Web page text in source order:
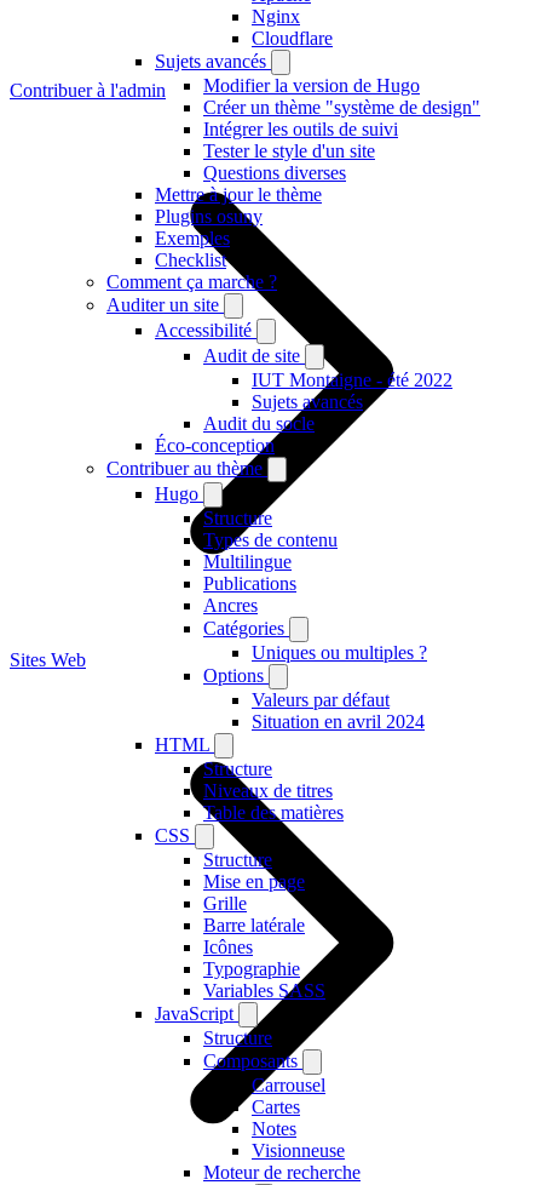
Nginx
Cloudflare
Sujets avancés
Modifier la version de Hugo
Créer un thème "système de design"
Intégrer les outils de suivi
Tester le style d'un site
Questions diverses
Mettre à jour le thème
Plugins osuny
Exemples
Checklist
Comment ça marche ?
Auditer un site
Accessibilité
Audit de site
IUT Montaigne - été 2022
Sujets avancés
Audit du socle
Éco-conception
Contribuer au thème
Hugo
Structure
Types de contenu
Multilingue
Publications
Ancres
Catégories
Uniques ou multiples ?
Options
Valeurs par défaut
Situation en avril 2024
HTML
Structure
Niveaux de titres
Table des matières
CSS
Structure
Mise en page
Grille
Barre latérale
Icônes
Typographie
Variables SASS
JavaScript
Structure
Composants
Carrousel
Cartes
Notes
Visionneuse
Moteur de recherche
Contribuer à l'admin
Sites Web